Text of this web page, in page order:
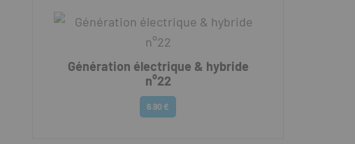
Génération électrique & hybride
n°22
6.90 €